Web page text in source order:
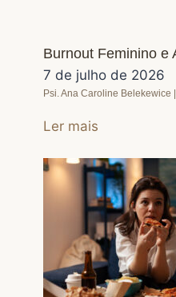
Burnout Feminino e
7 de julho de 2026
Psi. Ana Caroline
Ler mais